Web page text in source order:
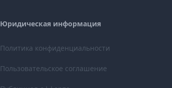
Юридическая информация
Политика конфиденциальности
Пользовательское соглашение